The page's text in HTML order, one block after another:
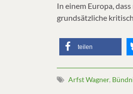
In einem Europa,
grundsätzliche
teilen
Arfst Wagner,